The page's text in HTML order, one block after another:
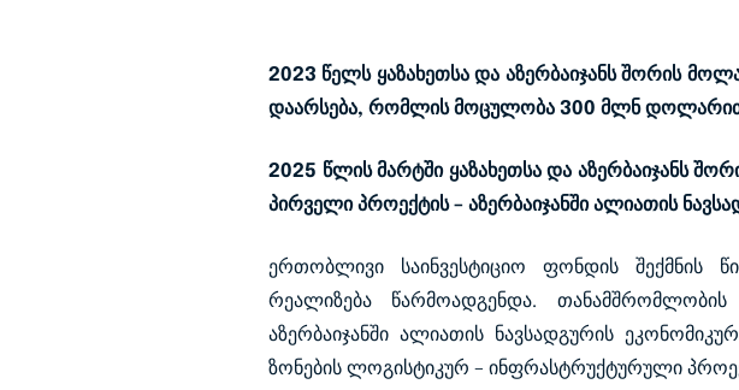
2023 წელს ყაზახეთსა და აზერბაიჯანსშორის
დაარსება, რომლის მოცულობა 300 მლნ დოლარით
2025 წლის მარტში ყაზახეთსა და აზერბაიჯანს
პირველი პროექტის – აზერბაიჯანში ალიათის
ერთობლივი საინვესტიციო ფონდის შექმნის
რეალიზება წარმოადგენდა.
აზერბაიჯანში ალიათის ნავსადგურის
ზონების ლოგისტიკურ – ინფრასტრუქტურული